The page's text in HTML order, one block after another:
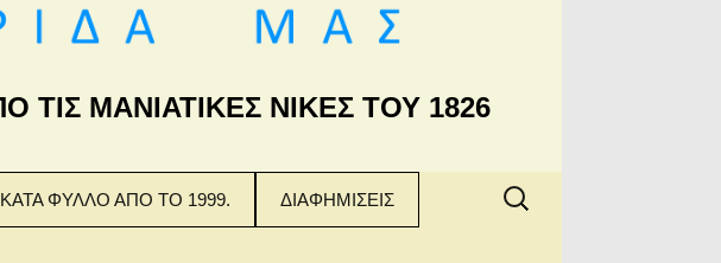
ΜΑΝΙΑΤΙΚΕΣ ΝΙΚΕΣ ΤΟΥ 1826
ΦΥΛΛΟ ΑΠΟ ΤΟ 1999. ΔΙΑΦΗΜΙΣΕΙΣ
Αναζήτηση
για: